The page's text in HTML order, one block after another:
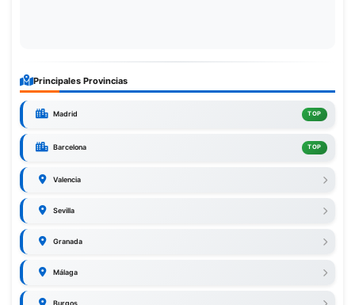
Principales Provincias
Madrid TOP
Barcelona TOP
Valencia
Sevilla
Granada
Málaga
Burgos